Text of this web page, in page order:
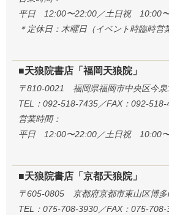
平日 12:00〜22:00／土日祝 10:00
＊定休日：木曜日（イベント時臨時営
■天狼院書店「福岡天狼院」
〒810-0021 福岡県福岡市中央区今
TEL：092-518-7435／FAX：092-518-
営業時間：
平日 12:00〜22:00／土日祝 10:00
■天狼院書店「京都天狼院」
〒605-0805 京都府京都市東山区博多
TEL：075-708-3930／FAX：075-708-